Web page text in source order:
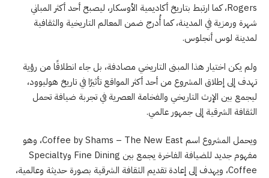
Rogers، كما ارتبط بتاريخ أكاديمية الأوسكار، ليصبح أحد أكثر المباني
شهرة ورمزية في المدينة، كما أُدرج ضمن المعالم التاريخية والثقافية
لمدينة لوس أنجلوس.
ولم يكن اختيار هذا المبنى التاريخي مصادفة، بل جاء انطلاقًا من رؤية
تهدف إلى إطلاق المشروع من أحد أكثر المواقع تأثيرًا في تاريخ هوليوود،
ليجمع بين الإرث التاريخي والفخامة العصرية في تجربة ضيافة تحمل
الثقافة الشرقية إلى جمهور عالمي.
ويحمل المشروع اسم Coffee by Shams – The New East، وهو
مفهوم جديد للضيافة الفاخرة يجمع بين Fine Dining وSpecialty
Coffee، ويهدف إلى إعادة تقديم الثقافة الشرقية بصورة حديثة وعالمية،